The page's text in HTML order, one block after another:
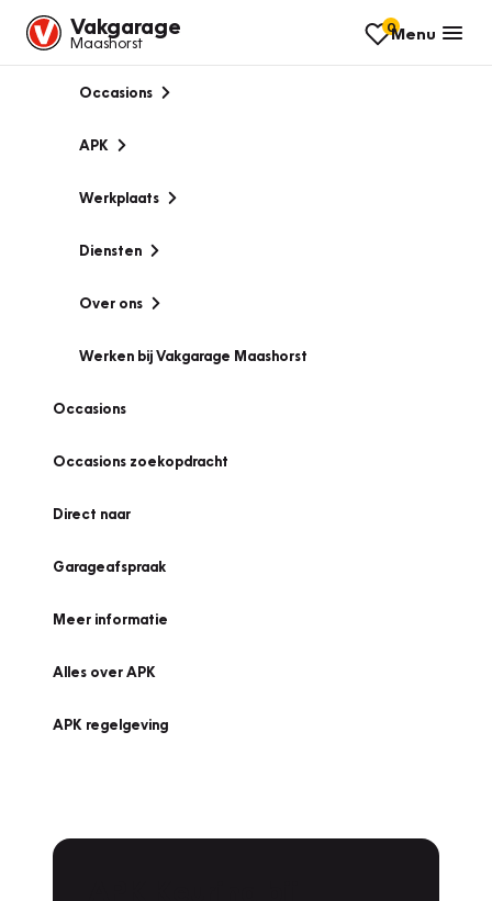
Vakgarage
Maashorst
0Menu
Occasions
APK
Werkplaats
Diensten
Over ons
Werken bij Vakgarage Maashorst
Occasions
Occasions zoekopdracht
Direct naar
Garageafspraak
Meer informatie
Alles over APK
APK regelgeving